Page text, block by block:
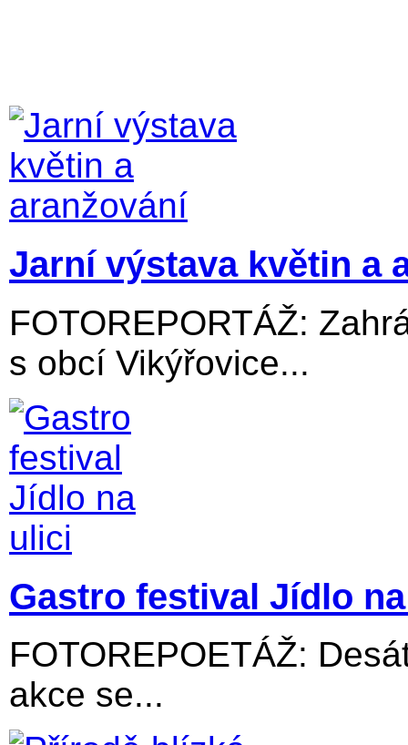
Jarní výstava květin a
FOTOREPORTÁŽ:
s obcí Vikýřovice...
Gastro festival Jídlo
FOTOREPOETÁŽ:
akce se...